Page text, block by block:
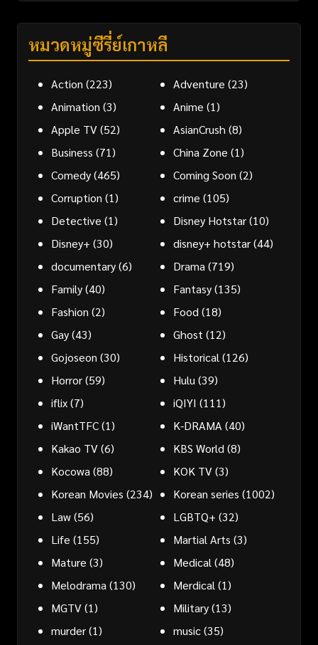
หมวดหมู่ซีรี่ย์เกาหลี
Action (223) Adventure (23)
Animation (3) Anime (1)
Apple TV(52) AsianCrush (8)
Business (71) China Zone (1)
Comedy(465) Coming Soon (2)
Corruption (1) crime (105)
Detective (1) Disney Hotstar(10)
Disney+ (30) disney+ hotstar(44)
documentary(6) Drama(719)
Family(40) Fantasy(135)
Fashion (2) Food(18)
Gay(43) Ghost(12)
Gojoseon (30) Historical(126)
Horror(59) Hulu(39)
iflix(7) iQIYI (111)
iWantTFC(1) K-DRAMA(40)
Kakao TV(6) KBS World(8)
Kocowa(88) KOK TV(3)
Korean Movies (234) Korean series (1002)
Law(56) LGBTQ+ (32)
Life (155) Martial Arts (3)
Mature (3) Medical(48)
Melodrama(130) Merdical(1)
MGTV(1) Military(13)
murder(1) music(35)